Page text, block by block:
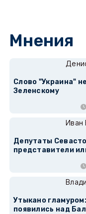
Мнения
Слово "Украина"
Зеленскому
Иван
Депутаты
представители
Утыкано
появились над